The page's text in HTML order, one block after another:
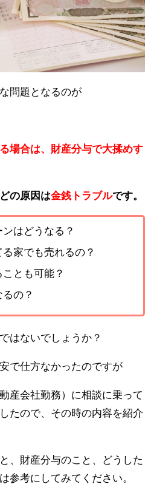
問題となるのが
場合は、財産分与で大揉めす
の原因は金銭トラブルです。
はどうなる？
家でも売れるの？
とも可能？
の？
はないでしょうか？
で仕方なかったのですが
産会社勤務）に相談に乗って
たので、その時の内容を紹介
、財産分与のこと、どうした
参考にしてみてください。